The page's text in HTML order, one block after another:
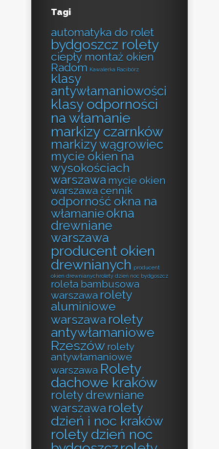
Tagi
automatyka do rolet
bydgoszcz rolety
ciepły montaż okien
Radom Kawalerka Racibórz
klasy
antywłamaniowości
klasy odporności
na włamanie
markizy czarnków
markizy wągrowiec
mycie okien na
wysokościach
warszawa mycie okien
warszawa cennik
odporność okna na
włamanieokna
drewniane
warszawa
producent okien
drewnianych producent
okien drewnianychrolety dzień noc bydgoszcz
roleta bambusowa
warszawa rolety
aluminiowe
warszawa rolety
antywłamaniowe
Rzeszów rolety
antywłamaniowe
warszawa Rolety
dachowe kraków
rolety drewniane
warszawa rolety
dzień i noc kraków
rolety dzień noc